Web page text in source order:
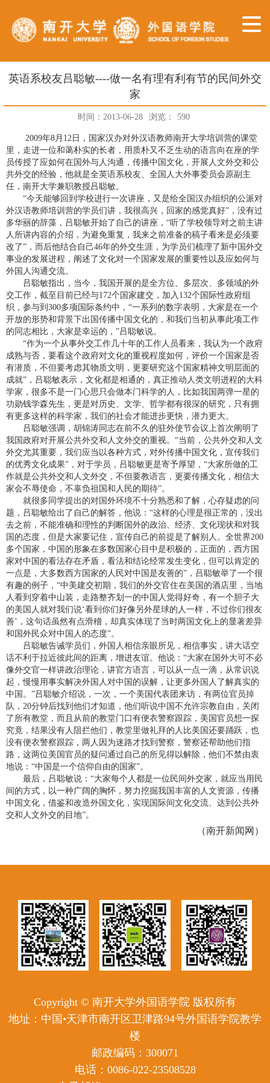
英语系校友吕聪敏----做一名有理有利有节的民间外交
家
时间：2013-06-28 浏览： 590
2009年8月12日，国家汉办对外汉语教师南开大学培训营的课堂
里，走进一位和蔼朴实的长者，用质朴又不乏生动的语言向在座的学
员传授了应如何在国外与人沟通，传播中国文化，开展人文外交和公
共外交的经验，他就是全英语系校友、全国人大外事委员会原副主
任，南开大学兼职教授吕聪敏。
“今天能够回到学校进行一次讲座，又是给全国汉办组织的公派对
外汉语教师培训营的学员们讲，我很高兴，回家的感觉真好”，没有过
多华丽的辞藻，吕聪敏开始了自己的讲座，“听了学校领导对之前主讲
人所讲内容的介绍，为避免重复，我来之前准备的稿子看来是必须要
改了”，而后他结合自己46年的外交生涯，为学员们梳理了新中国外交
事业的发展进程，阐述了文化对一个国家发展的重要性以及应如何与
外国人沟通交流。
吕聪敏指出，当今，我国开展的是全方位、多层次、多领域的外
交工作，截至目前已经与172个国家建交，加入132个国际性政府组
织，参与到300多项国际条约中，“一系列的数字表明，大家是在一个
开放的形势和背景下出国传播中国文化的，和我们当初从事此项工作
的同志相比，大家是幸运的，”吕聪敏说。
“作为一个从事外交工作几十年的工作人员看来，我认为一个政府
成熟与否，要看这个政府对文化的重视程度如何，评价一个国家是否
有潜质，不但要考虑其物质文明，更要研究这个国家精神文明层面的
成就”，吕聪敏表示，文化都是相通的，真正推动人类文明进程的大科
学家，很多不是一门心思只会做本门科学的人，比如我国两弹一星的
功勋钱学森先生，更是对历史、文学、哲学都有很深的研究，只有拥
有更多这样的科学家，我们的社会才能进步更快，潜力更大。
吕聪敏强调，胡锦涛同志在前不久的驻外使节会议上首次阐明了
我国政府对开展公共外交和人文外交的重视。“当前，公共外交和人文
外交尤其重要，我们应当以各种方式，对外传播中国文化，宣传我们
的优秀文化成果”，对于学员，吕聪敏更是寄予厚望，“大家所做的工
作就是公共外交和人文外交，不但要教语言，更要传播文化，相信大
家会不辱使命，不辜负祖国和人民的期待”。
就很多同学提出的对国外环境不十分熟悉和了解，心存疑虑的问
题，吕聪敏给出了自己的解答，他说：“这样的心理是很正常的，没出
去之前，不能准确和理性的判断国外的政治、经济、文化现状和对我
国的态度，但是大家要记住，宣传自己的前提是了解别人。全世界200
多个国家，中国的形象在多数国家心目中是积极的，正面的，西方国
家对中国的看法存在矛盾，看法和结论经常发生变化，但可以肯定的
一点是，大多数西方国家的人民对中国是友善的”，吕聪敏举了一个很
有趣的例子，“中美建交初期，我们的外交官住在美国的酒店里，当地
人看到穿着中山装，走路整齐划一的中国人觉得好奇，有一个胆子大
的美国人就对我们说‘看到你们好像另外星球的人一样，不过你们很友
善’，这句话虽然有点滑稽，却真实体现了当时两国文化上的显著差异
和国外民众对中国人的态度”。
吕聪敏告诫学员们，外国人相信亲眼所见，相信事实，讲大话空
话不利于拉近彼此间的距离，增进友谊。他说：“大家在国外大可不必
像外交官一样讲政治理论，讲官方语言，可以从一点一滴，从常识说
起，慢慢用事实解决外国人对中国的误解，让更多外国人了解真实的
中国。”吕聪敏介绍说，一次，一个美国代表团来访，有两位官员掉
队，20分钟后找到他们才知道，他们听说中国不允许宗教自由，关闭
了所有教堂，而且从前的教堂门口有便衣警察跟踪，美国官员想一探
究竟，结果没有人阻拦他们，教堂里做礼拜的人比美国还要踊跃，也
没有便衣警察跟踪，两人因为迷路才找到警察，警察还帮助他们指
路，这两位美国官员的疑问通过自己的所见得以解除，他们不禁由衷
地说：“中国是一个信仰自由的国家”。
最后，吕聪敏说：“大家每个人都是一位民间外交家，就应当用民
间的方式，以一种广阔的胸怀，努力挖掘我国丰富的人文资源，传播
中国文化，借鉴和改造外国文化，实现国际间文化交流、达到公共外
交和人文外交的目地”。
（南开新闻网）
Copyright © 南开大学外国语学院 版权所有
地址：中国•天津市南开区卫津路94号外国语学院教学
楼
邮政编码：300071
电话：0086-022-23508528